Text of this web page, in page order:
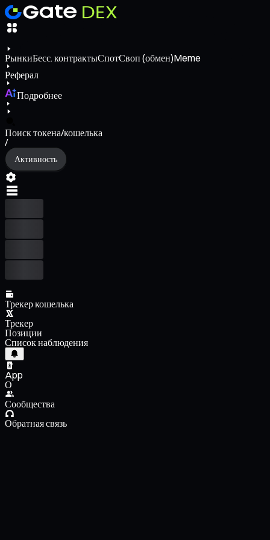
РынкиБесс. контрактыСпотСвоп (обмен)Meme
Реферал
Подробнее
Поиск токена/кошелька
/
Активность
Трекер кошелька
Трекер
Позиции
Список наблюдения
App
О
Сообщества
Обратная связь